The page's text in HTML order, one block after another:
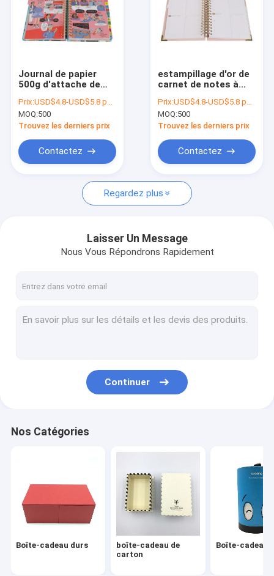
Au sujet de nous
Visite d'usine
Demandez une citation
Boîte-cadeau durs
boîte-cadeau de carton
sacs en papier marqués
Boîtes de papier rigides
Services d'impression offset
Calendrier de bureau de carton
Carnet de papier en spirale
Journal de papier
500g d'attache de
Book 157gsm O
d'organisateur de
livre à couverture
Prix:USD$4.8-USD$5.8 per set
MOQ:500
Trouvez les derniers prix
Contactez
estampillage d'or de
carnet de notes à
Sewn Ivory A5
d'organisateur du
planificateur 157gsm
Prix:USD$4.8-USD$5.8 per set
MOQ:500
Trouvez les derniers prix
Contactez
Regardez plus
Laisser Un Message
Nous Vous Répondrons Rapidement
Continuer
Nos Catégories
Boîte-cadeau durs
boîte-cadeau de
carton
Boîte-cadeau